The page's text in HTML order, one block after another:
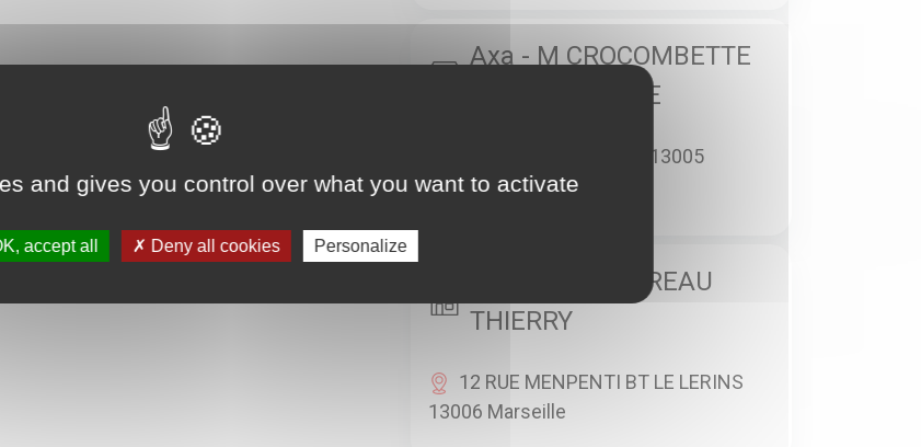
Axa - M CROCOMBETTE
JEAN BAPTISTE
14 BD JEANNE D ARC 13005
Marseille
Axa - M CASSEREAU
THIERRY
12 RUE MENPENTI BT LE LERINS
13006 Marseille
and gives you control over what you want to activate
accept all Deny all cookies Personalize